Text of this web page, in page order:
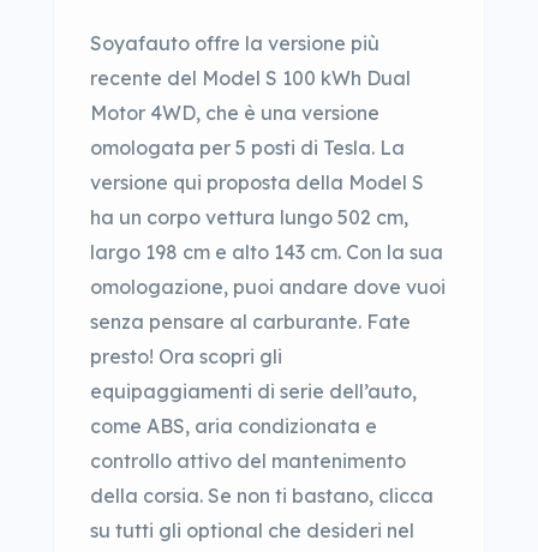
Soyafauto offre la versione più
recente del Model S 100 kWh Dual
Motor 4WD, che è una versione
omologata per 5 posti di Tesla. La
versione qui proposta della Model S
ha un corpo vettura lungo 502 cm,
largo 198 cm e alto 143 cm. Con la sua
omologazione, puoi andare dove vuoi
senza pensare al carburante. Fate
presto! Ora scopri gli
equipaggiamenti di serie dell’auto,
come ABS, aria condizionata e
controllo attivo del mantenimento
della corsia. Se non ti bastano, clicca
su tutti gli optional che desideri nel